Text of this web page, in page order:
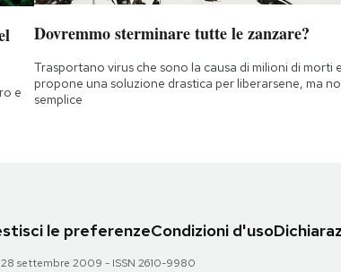
e
Dovremmo sterminare tutte le zanzare?
Trasportano virus che sono la causa di milioni di morti
propone una soluzione drastica per liberarsene, ma
semplice
le preferenzeCondizioni d'uso
settembre 2009 - ISSN 2610-9980